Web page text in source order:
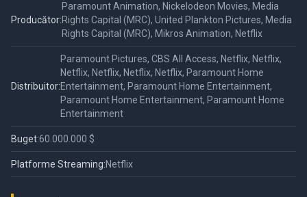
Producător:
Paramount Animation, Nickelodeon Movies, Media
Rights Capital (MRC), United Plankton Pictures, Media
Rights Capital (MRC), Mikros Animation, Netflix
Distribuitor:
Paramount Pictures, CBS All Access, Netflix, Netflix,
Netflix, Netflix, Netflix, Netflix, Paramount Home
Entertainment, Paramount Home Entertainment,
Paramount Home Entertainment, Paramount Home
Entertainment
Buget:60.000.000 $
Platforme Streaming:Netflix